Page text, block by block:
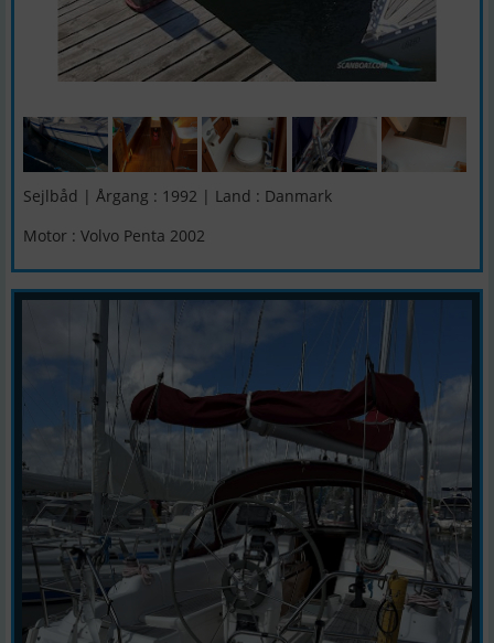
Sejlbåd | Årgang : 1992 | Land : Danmark
Motor : Volvo Penta 2002